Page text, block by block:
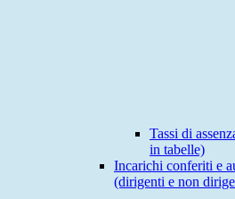
Tassi di
in tabelle)
Incarichi conferiti e
(dirigenti e non